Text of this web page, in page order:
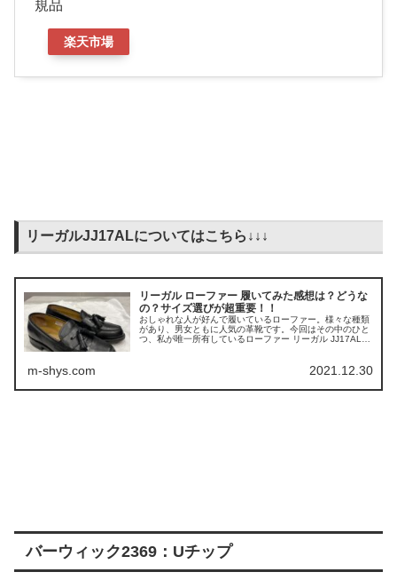
規品
楽天市場
リーガルJJ17ALについてはこちら↓↓↓
リーガル ローファー 履いてみた感想は？どうな
の？サイズ選びが超重要！！
おしゃれな人が好んで履いているローファー。様々な種類
があり、男女ともに人気の革靴です。今回はその中のひと
つ、私が唯一所有しているローファー リーガル JJ17AL
m-shys.com 2021.12.30
バーウィック2369：Uチップ